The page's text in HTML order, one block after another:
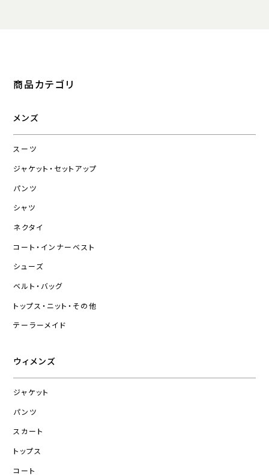
商品カテゴリ
メンズ
スーツ
ジャケット・セットアップ
パンツ
シャツ
ネクタイ
コート・インナーベスト
シューズ
ベルト・バッグ
トップス・ニット・その他
テーラーメイド
ウィメンズ
ジャケット
パンツ
スカート
トップス
コート